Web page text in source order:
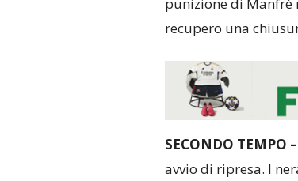
punizione di Manfrè
recupero una
SECONDO TEMPO –
avvio di ripresa. I